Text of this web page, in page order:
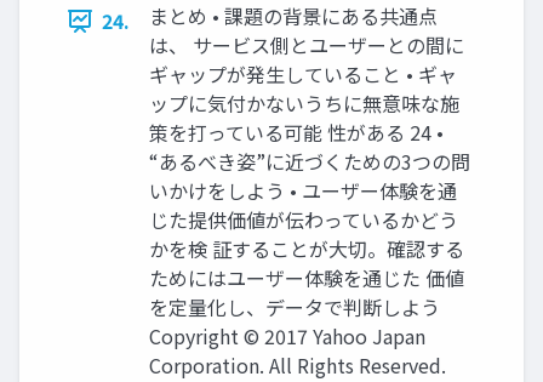
24.
まとめ • 課題の背景にある共通点
は、 サービス側とユーザーとの間に
ギャップが発⽣していること • ギャ
ップに気付かないうちに無意味な施
策を打っている可能 性がある 24 •
“あるべき姿”に近づくための3つの問
いかけをしよう • ユーザー体験を通
じた提供価値が伝わっているかどう
かを検 証することが⼤切。確認する
ためにはユーザー体験を通じた 価値
を定量化し、データで判断しよう
Copyright © 2017 Yahoo Japan
Corporation. All Rights Reserved.